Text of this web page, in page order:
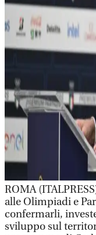
ROMA
alle Olimpiadi e
confermarli,
sviluppo sul